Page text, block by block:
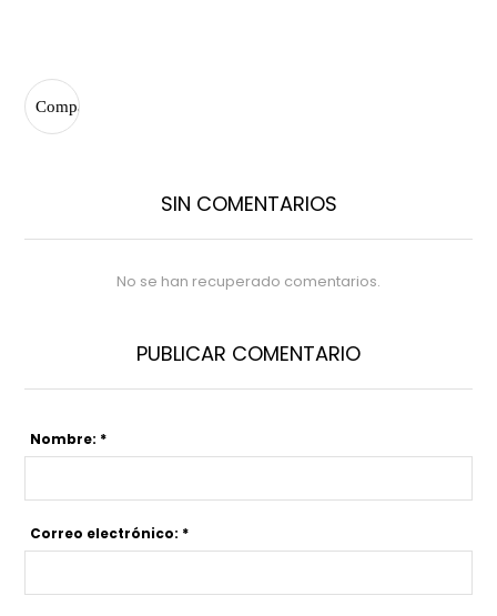
SIN COMENTARIOS
No se han recuperado comentarios.
PUBLICAR COMENTARIO
Nombre: *
Correo electrónico: *